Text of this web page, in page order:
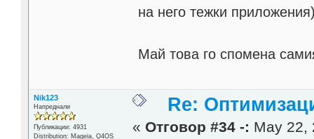
на него тежки
Май това го спомена
Nik123
Напреднали
Публикации: 4931
Distribution: Mageia, Q4OS
Re:
« Отговор #34 -: May 22,